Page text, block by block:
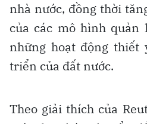
nhà nước, đồng thời
của các mô hình
những hoạt động thiết
triển của đất nước.
Theo giải thích của